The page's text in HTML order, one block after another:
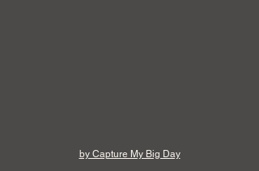
by Capture My Big Day